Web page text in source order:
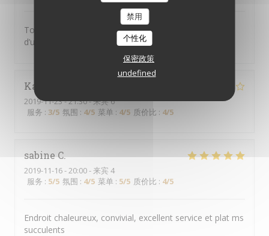
禁用
个性化
保密政策
undefined
Toujours aussi bon! Les plats manquent malgré tout
d’un peu de piment
Karine
2019-11-23- 21:30 - 来宾 6
服务 : 3/5 氛围 : 4/5 菜单 : 4/5 质价比 : 4/5
sabineC
2019-11-16- 20:00 - 来宾 4
服务 : 5/5 氛围 : 4/5 菜单 : 5/5 质价比 : 4/5
Endroit chaleureux, convivial, excellent service et plat ms
succulents